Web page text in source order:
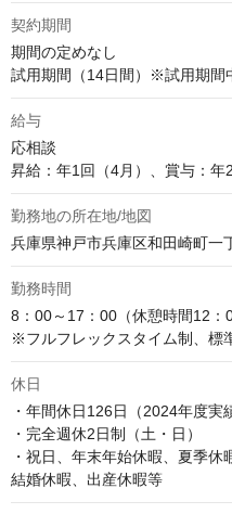
契約期間
期間の定めなし
試用期間（14日間）※試用期間
給与
応相談
昇給：年1回（4月）、賞与：年
勤務地の所在地/地図
兵庫県神戸市兵庫区和田崎町一
勤務時間
8：00～17：00（休憩時間12：
※フルフレックスタイム制、標
休日
・年間休日126日（2024年度実
・完全週休2日制（土・日）
・祝日、年末年始休暇、夏季休
結婚休暇、出産休暇等